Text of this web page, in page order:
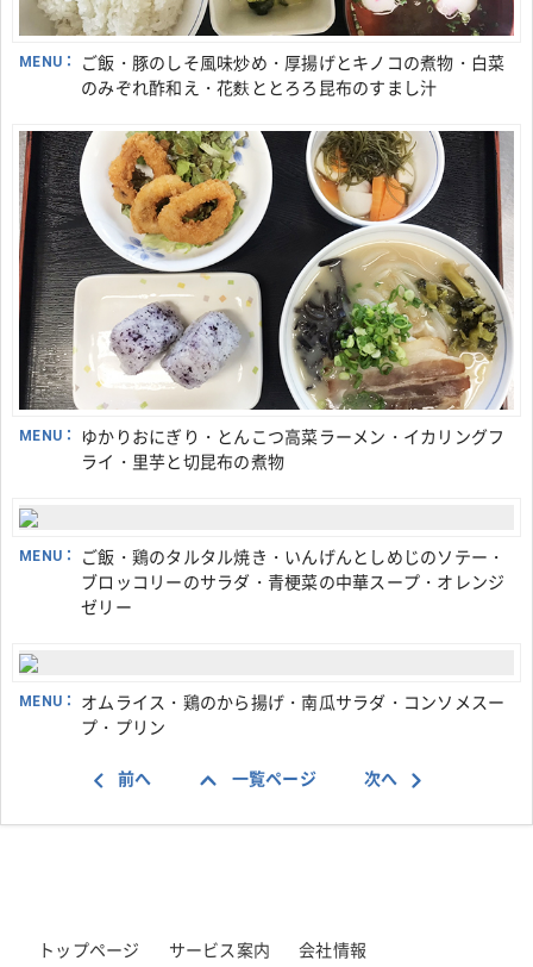
MENU：
ご飯・豚のしそ風味炒め・厚揚げとキノコの煮物・白菜
のみぞれ酢和え・花麩ととろろ昆布のすまし汁
MENU：
ゆかりおにぎり・とんこつ高菜ラーメン・イカリングフ
ライ・里芋と切昆布の煮物
MENU：
ご飯・鶏のタルタル焼き・いんげんとしめじのソテー・
ブロッコリーのサラダ・青梗菜の中華スープ・オレンジ
ゼリー
MENU：
オムライス・鶏のから揚げ・南瓜サラダ・コンソメスー
プ・プリン
前へ 一覧ページ 次へ
トップページ サービス案内
会社情報